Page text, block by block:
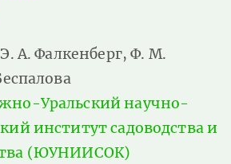
Э. А. Фалкенберг, Ф. М.
Уральский научно-
институт садоводства и
(ЮУНИИСОК)